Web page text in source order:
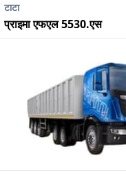
टाटा
प्राइमा एफएल 5530.एस